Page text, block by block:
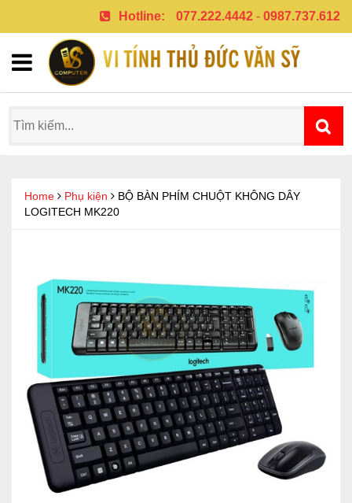
Hotline: 077.222.4442 - 0987.737.612
Home Phụ kiện
BỘ BÀN PHÍM CHUỘT KHÔNG DÂY
LOGITECH MK220